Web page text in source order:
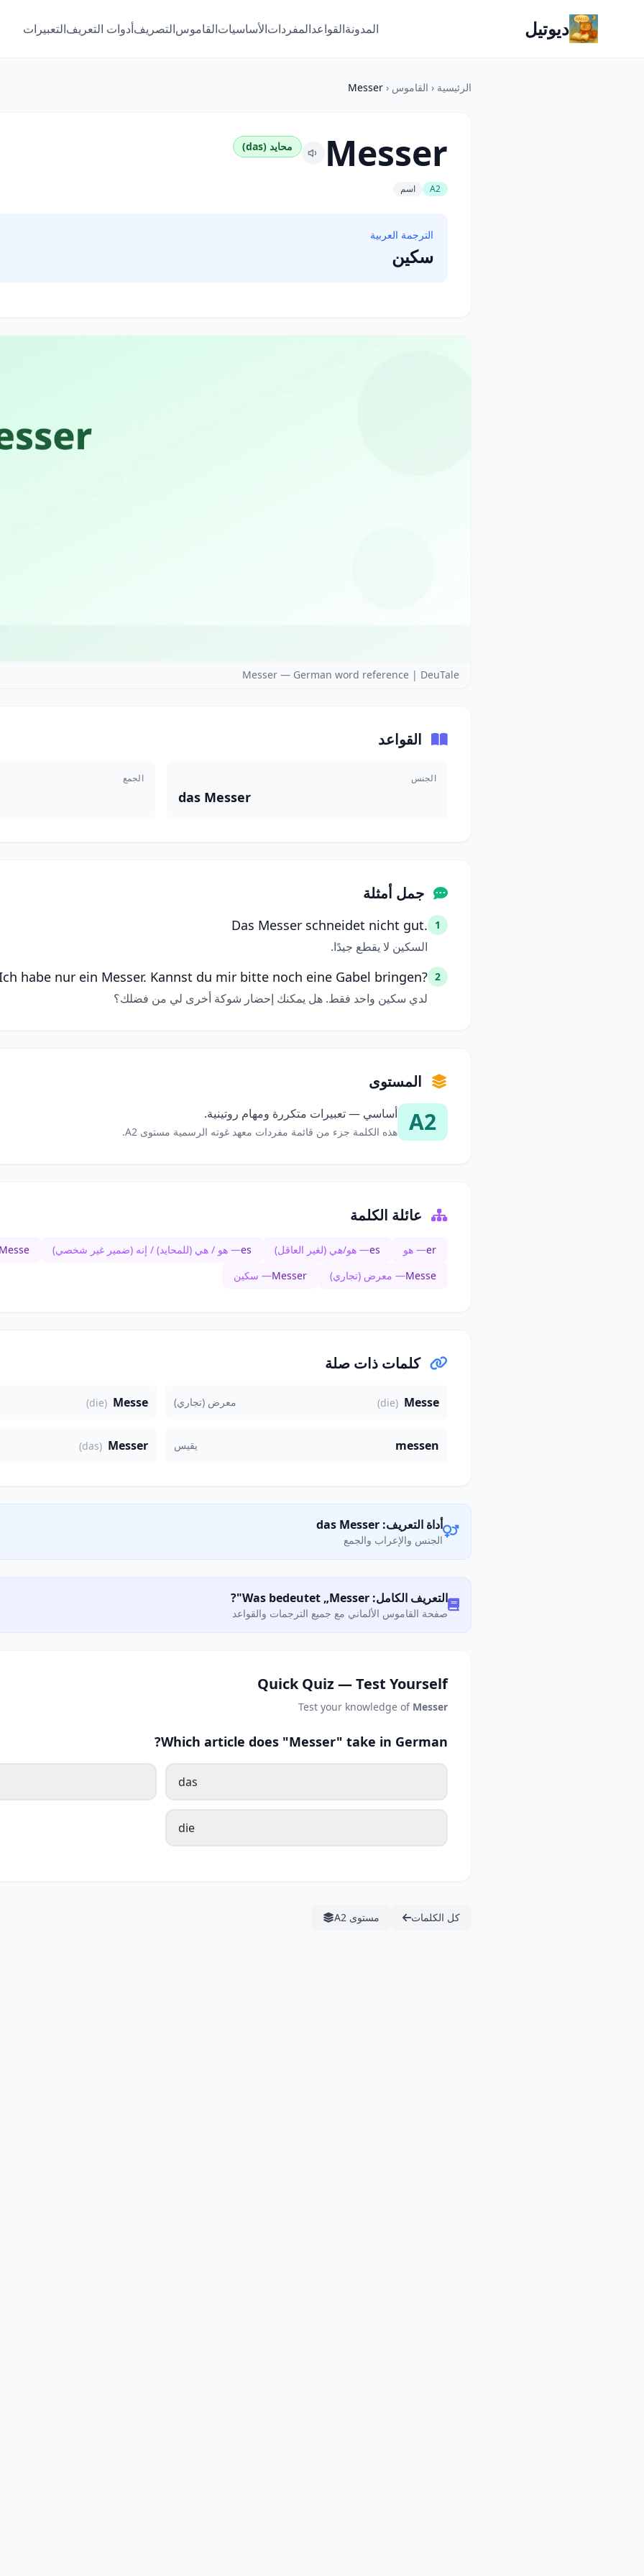
ديوتيل المدونةالقواعدالمفرداتالأساسياتالقاموسالتصريفأدوات التعريفالتعبيرات
الرئيسية ‹ القاموس ‹
Messer
Messer محايد (das)
A2 اسم
الترجمة العربية
سكين
Messer — German word reference | DeuTale
القواعد
الجنس
das Messer
الجمع
جمل أمثلة
1
Das Messer schneidet nicht gut.
السكين لا يقطع جيدًا.
2
habe nur ein Messer. Kannst du mir bitte noch eine Gabel bringen?
لدي سكين واحد فقط. هل يمكنك إحضار شوكة أخرى لي من فضلك؟
المستوى
A2 أساسي — تعبيرات متكررة ومهام روتينية.
هذه الكلمة جزء من قائمة مفردات معهد غوته الرسمية مستوى A2.
عائلة الكلمة
er— هو es— هو/هي (لغير العاقل) es— هو / هي (للمحايد) / إنه (ضمير غير شخصي)
Messe— معرض (تجاري) Messer— سكين
كلمات ذات صلة
Messe
(die) معرض (تجاري) Messe
(die)
messen يقيس Messer
(das)
أداة التعريف: das Messer
الجنس والإعراب والجمع
التعريف الكامل: Was bedeutet „Messer"?
صفحة القاموس الألماني مع جميع الترجمات والقواعد
Quick Quiz — Test Yourself
Test your knowledge of Messer
Which article does "Messer" take in German?
das
die
كل الكلمات مستوى A2